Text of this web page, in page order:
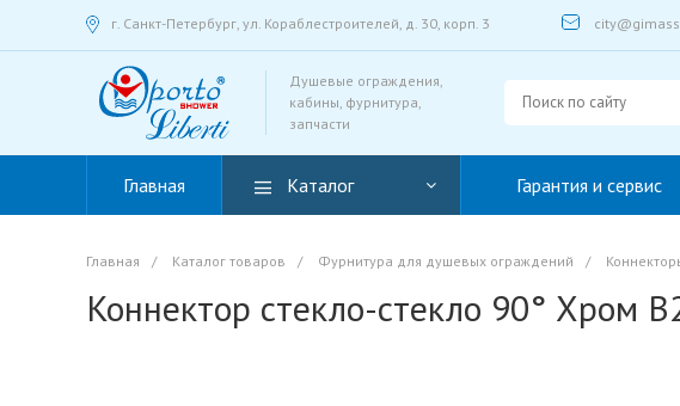
г. Санкт-Петербург, ул. Кораблестроителей, д. 30, корп. 3
Душевые ограждения,
кабины, фурнитура,
запчасти
Главная Каталог Гарантия и сервис
Главная / Каталог товаров / Фурнитура для душевых ограждений /
Коннектор стекло-стекло 90° Хром